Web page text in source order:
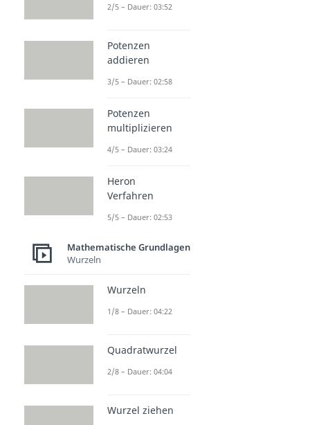
2/5 – Dauer: 03:52
Potenzen
addieren
3/5 – Dauer: 02:58
Potenzen
multiplizieren
4/5 – Dauer: 03:24
Heron
Verfahren
5/5 – Dauer: 02:53
Mathematische Grundlagen
Wurzeln
Wurzeln
1/8 – Dauer: 04:22
Quadratwurzel
2/8 – Dauer: 04:04
Wurzel ziehen